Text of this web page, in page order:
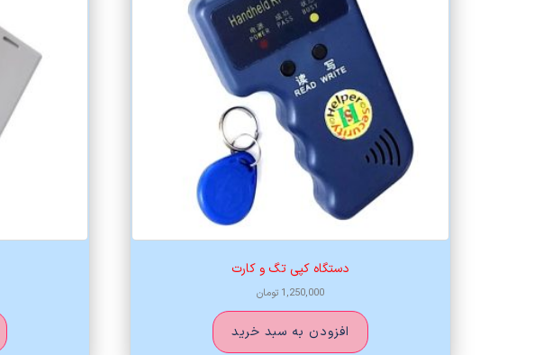
دستگاه کپی تگ و کارت
1,250,000 تومان
افزودن به سبد خرید